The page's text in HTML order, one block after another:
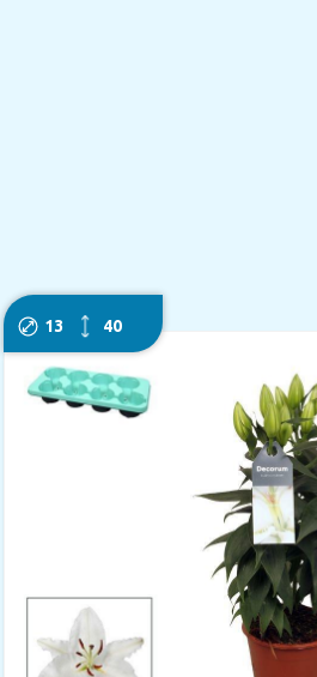
13 40